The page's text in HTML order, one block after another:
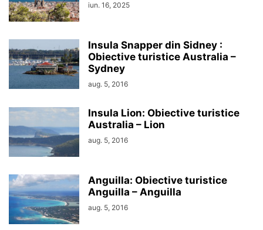
iun. 16, 2025
Insula Snapper din Sidney :
Obiective turistice Australia –
Sydney
aug. 5, 2016
Insula Lion: Obiective turistice
Australia – Lion
aug. 5, 2016
Anguilla: Obiective turistice
Anguilla – Anguilla
aug. 5, 2016